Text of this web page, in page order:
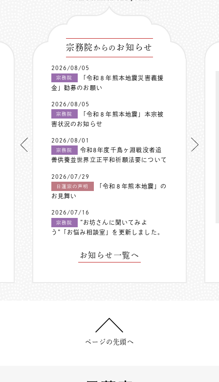
宗務院 からの お知らせ
2026/08/05
宗務院
「令和８年熊本地震災害義援
金」勧募のお願い
2026/08/05
宗務院
「令和８年熊本地震」本宗被
害状況のお知らせ
2026/08/01
宗務院
令和8年度千鳥ヶ淵戦没者追
善供養並世界立正平和祈願法要について
2026/07/29
日蓮宗の声明
「令和８年熊本地震」の
お見舞い
2026/07/16
宗務院
”お坊さんに聞いてみよ
う”「お悩み相談室」を更新しました。
お知らせ一覧へ
ページの先頭へ